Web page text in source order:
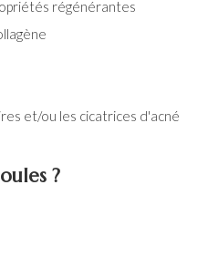
régénérantes
et/ou les cicatrices d'acné
?